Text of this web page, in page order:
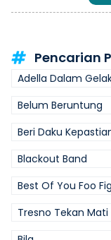
Pencarian
Adella Dalam
Belum Beruntung
Beri Daku
Blackout Band
Best Of You Foo
Tresno Tekan Mati